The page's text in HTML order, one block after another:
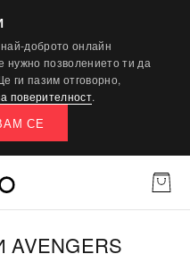
доброто онлайн
нужно позволението ти да
ги пазим отговорно,
поверителност.
СЕ